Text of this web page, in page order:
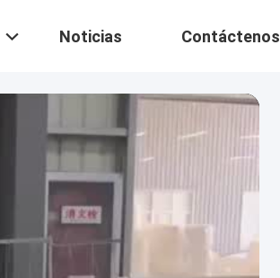
Noticias Contáctenos